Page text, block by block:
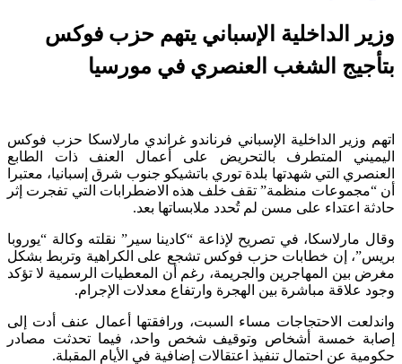
وزير الداخلية الإسباني يتهم حزب فوكس
بتأجيج الشغب العنصري في مورسيا
اتهم وزير الداخلية الإسباني فرناندو غراندي مارلاسكا حزب فوكس
اليميني المتطرف بالتحريض على أعمال العنف ذات الطابع
العنصري التي شهدتها بلدة توري باتشيكو جنوب شرق إسبانيا، معتبرا
أن “مجموعات منظمة” تقف خلف هذه الاضطرابات التي تفجرت إثر
حادثة اعتداء على مسن لم تُحدد ملابساتها بعد.
وقال مارلاسكا، في تصريح لإذاعة “كادينا سير” نقلته وكالة “يوروبا
بريس”، إن خطابات حزب فوكس تشجع على الكراهية وتربط بشكل
مغرض بين المهاجرين والجريمة، رغم أن المعطيات الرسمية لا تؤكد
وجود علاقة مباشرة بين الهجرة وارتفاع معدلات الإجرام.
واندلعت الاحتجاجات مساء السبت، ورافقتها أعمال عنف أدت إلى
إصابة خمسة أشخاص وتوقيف شخص واحد، فيما تحدثت مصادر
حكومية عن احتمال تنفيذ اعتقالات إضافية في الأيام المقبلة.